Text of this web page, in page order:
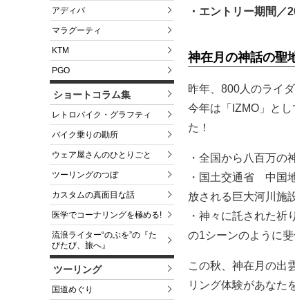
アディバ
マラグーティ
KTM
PGO
ショートコラム集
レトロバイク・グラフティ
バイク乗りの勘所
ウェア屋さんのひとりごと
ツーリングのつぼ
カスタムの真面目な話
医学でコーナリングを極める!
流浪ライター“のぶを”の『た
びたび、旅へ』
ツーリング
国道めぐり
・エントリー期間
神在月の神話の聖
昨年、800人のライ
今年は「IZMO」と
た！
・全国から八百万
・国土交通省 中国
放される巨大河川施
・神々に託された
の1シーンのように
この秋、神在月の出
リング体験があなた